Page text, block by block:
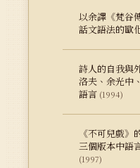
以余譯《梵谷
話文語法的歐
詩人的自我與
洛夫、余光中
語言 (1994)
《不可兒戲》
三個版本中語
(1997)